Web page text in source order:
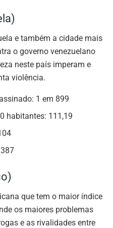
e também a cidade mais
o governo venezuelano
neste país imperam e
violência.
1 em 899
habitantes: 111,19
que tem o maior índice
os maiores problemas
e as rivalidades entre